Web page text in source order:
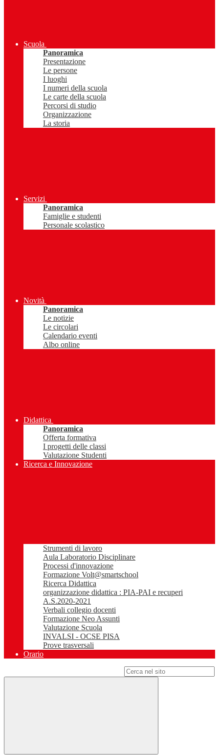
Scuola
Panoramica
Presentazione
Le persone
I luoghi
I numeri della scuola
Le carte della scuola
Percorsi di studio
Organizzazione
La storia
Servizi
Panoramica
Famiglie e studenti
Personale scolastico
Novità
Panoramica
Le notizie
Le circolari
Calendario eventi
Albo online
Didattica
Panoramica
Offerta formativa
I progetti delle classi
Valutazione Studenti
Ricerca e Innovazione
Strumenti di lavoro
Aula Laboratorio Disciplinare
Processi d'innovazione
Formazione Volt@smartschool
Ricerca Didattica
organizzazione didattica : PIA-PAI e recuperi
A.S.2020-2021
Verbali collegio docenti
Formazione Neo Assunti
Valutazione Scuola
INVALSI - OCSE PISA
Prove trasversali
Orario